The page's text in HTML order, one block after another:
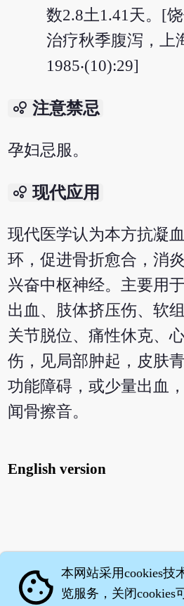
数2.8土1.41天。[
治疗秋季腹泻，上
1985‧(10):29]
bubble_chart 注意禁忌
孕妇忌服。
bubble_chart 现代应用
现代医学认为本方抗凝
环，促进骨折愈合，消
兴奋中枢神经。主要用
出血、肢体挤压伤、软
关节脱位、痛性休克、
伤，见局部肿起，皮肤
功能障碍，或少量出血
闻骨擦音。
English version
cookie 本网站采用cookies技
览服务，关闭cookies